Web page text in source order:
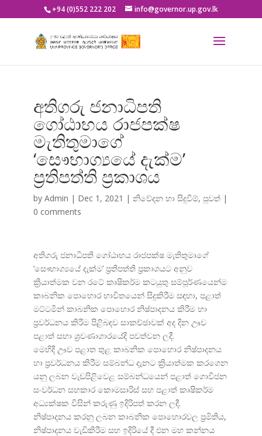
+94 (0)552 222 202 info@governor.up.gov.lk
අතිගරු ජනාධිපති
ගෝඨාභය රාජපක්ෂ
මැතිතුමාගේ
‘සෞභාග්‍යයේ දැක්ම’
ප්‍රතිපත්ති ප්‍රකාශය
by Admin | Dec 1, 2021 | නිවේදන හා සිදුවීම්, පුවත්|
0 comments
අතිගරු ජනාධිපති ගෝඨාභය රාජපක්ෂ මැතිතුමාගේ
‘සෞභාග්යයේ දැක්ම’ ප්රතිපත්ති ප්රකාශයට අනුව
ක්රියාත්මක වන රටේ කෘෂිකර්ම කටයුතු සම්පූර්ණයෙන්ම
කාබනික පොහොර භාවිතයෙන් සිදුකිරීම සඳහා, පළාත්
මට්ටමින් කාබනික පොහොර නිෂ්පාදනය කිරීම හා
ප්රවර්ධනය කිරීම පිළිබඳව සාකච්ඡාවක් අද දින ඌව
පළාත් සභා ශ්රවණාගාරයේදි පවත්වන ලදී.
මෙහිදී ඌව පළාත තුළ කාබනික පොහොර නිෂ්පාදනය
හා ප්රවර්ධනය කිරීම සම්බන්ධ දැනට ක්රියාත්මක කරගෙන
යනු ලබන වැඩපිළිවෙළ සම්බන්ධයෙන් පළාත් ගොවිජන
සංවර්ධන සහකාර කොමසාරිස් සහ පළාත් කෘෂිකර්ම
අධ්යක්ෂක විසින් කරුණු ඉදිරිපත් කරන ලදී.
නිෂ්පාදනය කරනු ලබන කාබනික පොහොරවල ප්රමිතිය,
නිෂ්පාදනය වැඩිකිරීම සහ ඉදිරියේ දී එන මහ කන්නය